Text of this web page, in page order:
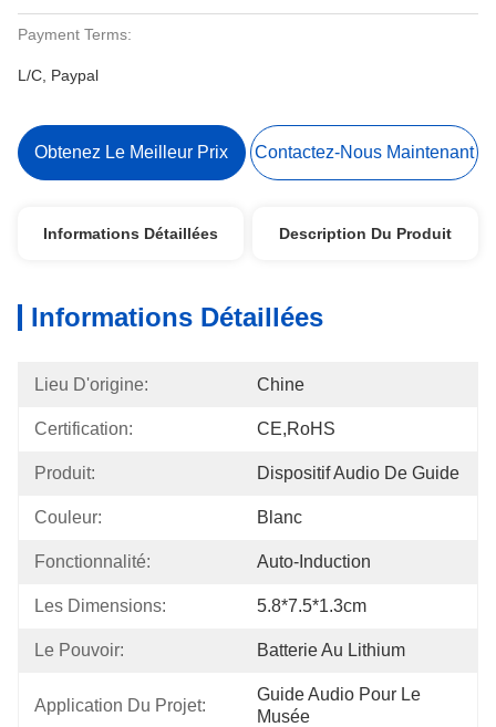
Payment Terms:
L/C, Paypal
Obtenez Le Meilleur Prix Contactez-Nous Maintenant
Informations Détaillées Description Du Produit
Informations Détaillées
Lieu D'origine: Chine
Certification: CE,RoHS
Produit: Dispositif Audio De Guide
Couleur: Blanc
Fonctionnalité: Auto-Induction
Les Dimensions: 5.8*7.5*1.3cm
Le Pouvoir: Batterie Au Lithium
Application Du Projet:
Guide Audio Pour Le
Musée